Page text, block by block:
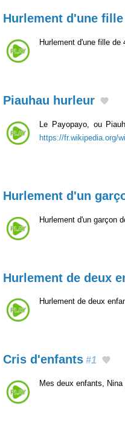
Hurlement d'une fille
Hurlement d'une fille de
Piauhau hurleur
Le Payopayo, ou
https://fr.wikipedia.org/
Hurlement d'un
Hurlement d'un garçon
Hurlement de deux
Hurlement de deux
Cris d'enfants #1
Mes deux enfants,